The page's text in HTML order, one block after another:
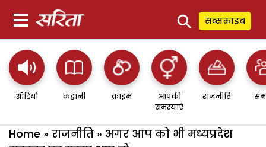
⚲ सब्सक्राइब
ऑडियो कहानी क्राइम
आपकी
समस्याएं
राजनीति
Home » राजनीति » अगर आप को भी मध्यप्रदेश